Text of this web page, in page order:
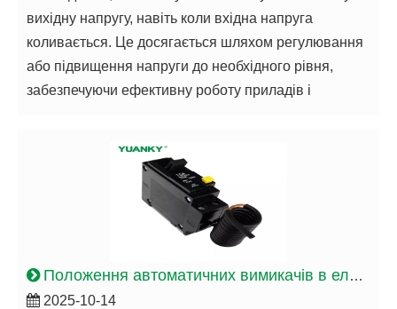
вихідну напругу, навіть коли вхідна напруга
коливається. Це досягається шляхом регулювання
або підвищення напруги до необхідного рівня,
забезпечуючи ефективну роботу приладів і
Положення автоматичних вимикачів в електроприладах низької напруги
2025-10-14